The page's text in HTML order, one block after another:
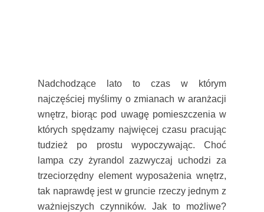
Nadchodzące lato to czas w którym
najczęściej myślimy o zmianach w aranżacji
wnętrz, biorąc pod uwagę pomieszczenia w
których spędzamy najwięcej czasu pracując
tudzież po prostu wypoczywając. Choć
lampa czy żyrandol zazwyczaj uchodzi za
trzeciorzędny element wyposażenia wnętrz,
tak naprawdę jest w gruncie rzeczy jednym z
ważniejszych czynników. Jak to możliwe?